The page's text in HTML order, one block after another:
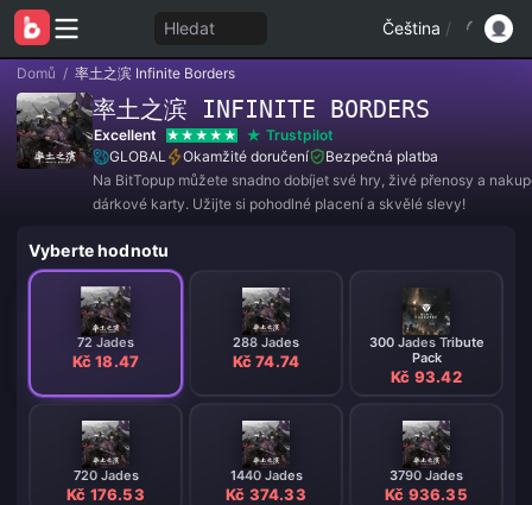
Hledat Čeština /
Domů / 率土之滨 Infinite Borders
率土之滨 INFINITE BORDERS
Excellent
Trustpilot
GLOBAL
Okamžité doručení
Bezpečná platba
Na BitTopup můžete snadno dobíjet své hry, živé přenosy a
dárkové karty. Užijte si pohodlné placení a skvělé slevy!
Vyberte hodnotu
72 Jades
Kč 18.47
288 Jades
Kč 74.74
300 Jades Tribute
Pack
Kč 93.42
720 Jades
Kč 176.53
1440 Jades
Kč 374.33
3790 Jades
Kč 936.35